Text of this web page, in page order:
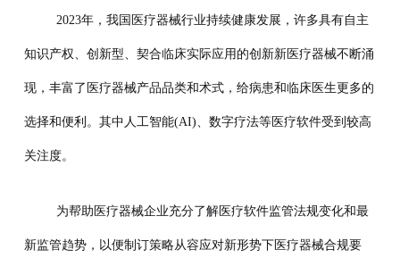
2023年，我国医疗器械行业持续健康发展，许多具有自主
知识产权、创新型、契合临床实际应用的创新新医疗器械不断涌
现，丰富了医疗器械产品品类和术式，给病患和临床医生更多的
选择和便利。其中人工智能(AI)、数字疗法等医疗软件受到较高
关注度。
为帮助医疗器械企业充分了解医疗软件监管法规变化和最
新监管趋势，以便制订策略从容应对新形势下医疗器械合规要